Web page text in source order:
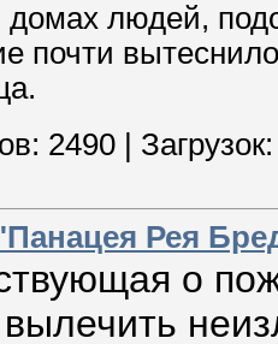
домах людей,
почти
2490
Загрузок:
Рея
о